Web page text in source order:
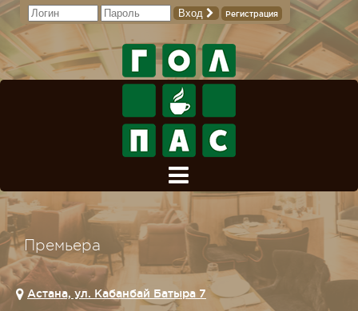
Вход Регистрация
Премьера
Астана, ул. Кабанбай Батыра 7